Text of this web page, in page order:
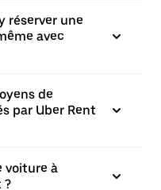
réserver une
avec
de
par Uber Rent
voiture à
?